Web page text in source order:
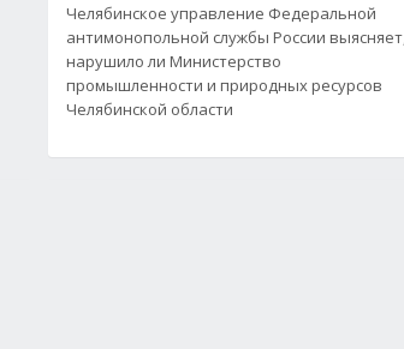
Челябинское управление Федеральной
антимонопольной службы России выясняет,
нарушило ли Министерство
промышленности и природных ресурсов
Челябинской области